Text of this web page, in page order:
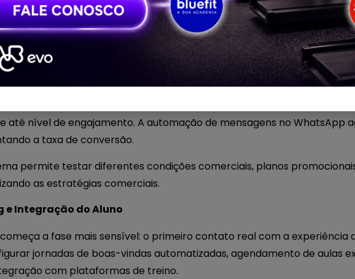
a geração de interesse. Através das integrações com ferramentas de
o EVO capta os dados dos leads automaticamente e já os insere em
A IA pode ajudar a identificar quais contatos estão mais
Inteligente
o time de vendas tem acesso a um painel completo com
nível de engajamento. A automação de mensagens no WhatsApp
a taxa de conversão.
permite testar diferentes condições comerciais, planos
as estratégias comerciais.
e Integração do Aluno
a fase mais sensível: o primeiro contato real com a experiência
jornadas de boas-vindas automatizadas, agendamento de aulas
com plataformas de treino.